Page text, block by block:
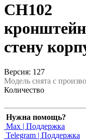
CH102
стену
Версия: 127
Модель снята с
Количество
Нужна помощь?
Max | Поддержка
Telegram | Поддержка